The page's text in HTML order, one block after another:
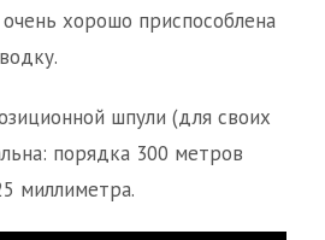
хорошо приспособлена
шпули (для своих
порядка 300 метров
миллиметра.